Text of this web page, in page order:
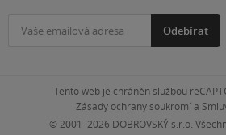
Odebírat
Tento web je chráněn službou
Zásady ochrany soukromía
© 2001–2026 DOBROVSKÝ s.r.o.